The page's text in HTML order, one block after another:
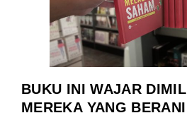
BUKU INI WAJAR
MEREKA YANG